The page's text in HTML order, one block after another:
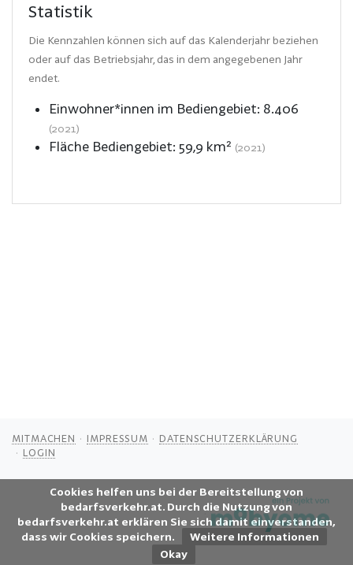
Cookies helfen uns bei der Bereitstellung von
bedarfsverkehr.at. Durch die Nutzung von
bedarfsverkehr.at erklären Sie sich damit einverstanden,
dass wir Cookies speichern.
Weitere Informationen
Statistik
Die Kennzahlen können sich auf das Kalenderjahr beziehen
oder auf das Betriebsjahr, das in dem angegebenen Jahr
endet.
Einwohner*innen im Bediengebiet: 8.406
(2021)
Fläche Bediengebiet: 59,9 km² (2021)
MITMACHEN IMPRESSUM
DATENSCHUTZERKLÄRUNG
LOGIN